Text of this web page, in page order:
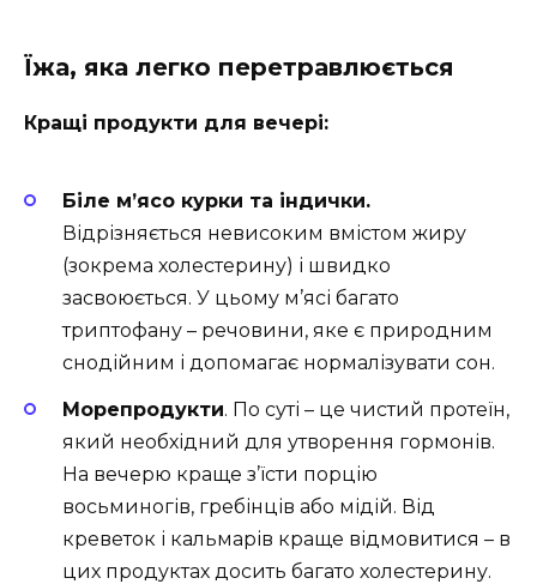
Їжа, яка легко перетравлюється
Кращі продукти для вечері:
Біле м’ясо курки та індички.
Відрізняється невисоким вмістом жиру
(зокрема холестерину) і швидко
засвоюється. У цьому м’ясі багато
триптофану – речовини, яке є природним
снодійним і допомагає нормалізувати сон.
Морепродукти. По суті – це чистий протеїн,
який необхідний для утворення гормонів.
На вечерю краще з’їсти порцію
восьминогів, гребінців або мідій. Від
креветок і кальмарів краще відмовитися – в
цих продуктах досить багато холестерину.